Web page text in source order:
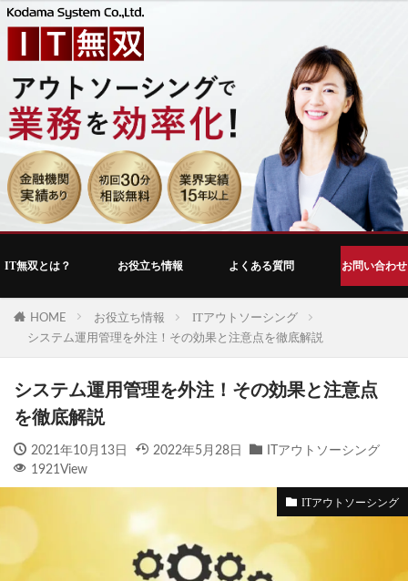
IT無双とは？ お役立ち情報 よくある質問 お問い合わせ
HOME お役立ち情報
ITアウトソーシング
システム運用管理を外注！その効果と注意点を徹底解説
システム運用管理を外注！その効果と注意点
を徹底解説
2021年10月13日 2022年5月28日
ITアウトソーシング
1921View
ITアウトソーシング